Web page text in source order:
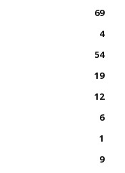
69
4
54
19
12
6
1
9